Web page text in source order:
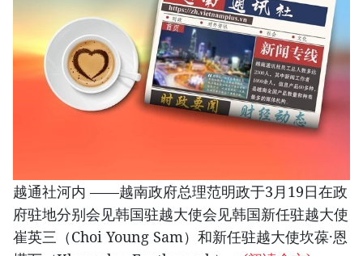
越通社河内 ——越南政府总理范明政于3月19日在政
府驻地分别会见韩国驻越大使会见韩国新任驻越大使
崔英三（Choi Young Sam）和新任驻越大使坎葆·恩